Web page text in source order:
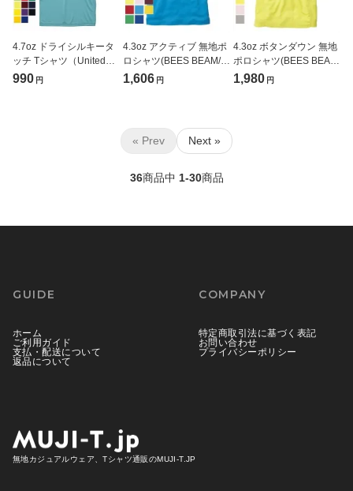
4.7oz ドライシルキータ
ッチ Tシャツ（United
Athle/ユナイテッドアス
990 円
4.3oz アクティブ 無地ポ
ロシャツ(BEES BEAM/ビ
ーズビーム)[ATP-261]
1,606 円
4.3oz ボタンダウン 無地
ポロシャツ(BEES BEAM/
ビーズビーム)[BDP-262]
1,980 円
« Prev Next »
36商品中 1-30商品
無地カジュアルウェア、Tシャツ通販のMUJI-T.JP
GUIDE
ホーム
ご利用ガイド
支払・配送について
返品について
COMPANY
特定商取引法に基づく表記
お問い合わせ
プライバシーポリシー